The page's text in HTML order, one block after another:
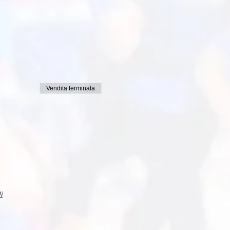
le istruzioni per
Vendita terminata